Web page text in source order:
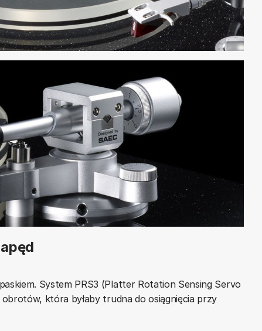
System PRS3 (Platter Rotation Sensing Servo
która byłaby trudna do osiągnięcia przy